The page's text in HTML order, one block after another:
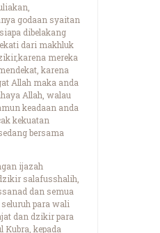
godaan syaitan
dibelakang
dari makhluk
mereka
karena
Allah maka anda
Allah, walau
keadaan anda
kekuatan
bersama
ijazah
salafusshalih,
dan semua
para wali
dan dzikir para
kepada